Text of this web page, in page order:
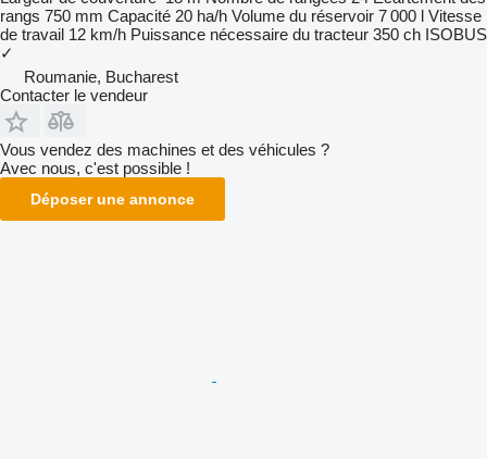
rangs 750 mm Capacité 20 ha/h Volume du réservoir 7 000 l Vitesse
de travail 12 km/h Puissance nécessaire du tracteur 350 ch ISOBUS
✓
Roumanie, Bucharest
Contacter le vendeur
Vous vendez des machines et des véhicules ?
Avec nous, c'est possible !
Déposer une annonce